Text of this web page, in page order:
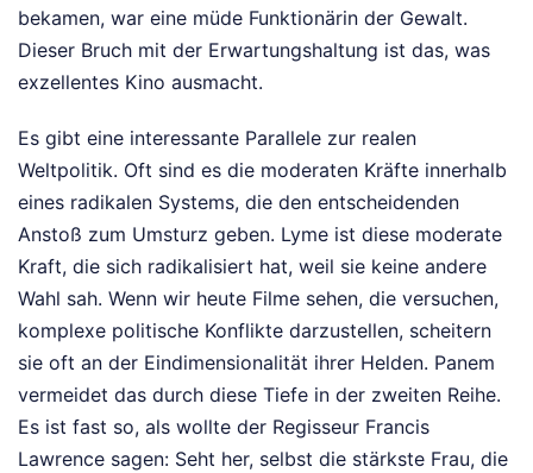
bekamen, war eine müde Funktionärin der Gewalt.
Dieser Bruch mit der Erwartungshaltung ist das, was
exzellentes Kino ausmacht.
Es gibt eine interessante Parallele zur realen
Weltpolitik. Oft sind es die moderaten Kräfte innerhalb
eines radikalen Systems, die den entscheidenden
Anstoß zum Umsturz geben. Lyme ist diese moderate
Kraft, die sich radikalisiert hat, weil sie keine andere
Wahl sah. Wenn wir heute Filme sehen, die versuchen,
komplexe politische Konflikte darzustellen, scheitern
sie oft an der Eindimensionalität ihrer Helden. Panem
vermeidet das durch diese Tiefe in der zweiten Reihe.
Es ist fast so, als wollte der Regisseur Francis
Lawrence sagen: Seht her, selbst die stärkste Frau, die